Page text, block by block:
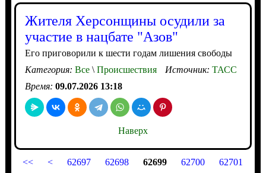
Жителя Херсонщины осудили за
участие в нацбате "Азов"
Его приговорили к шести годам лишения свободы
Категория: Все\Происшествия Источник: ТАСС
Время: 09.07.2026 13:18
Наверх
<< < 62697 62698 62699 62700 62701